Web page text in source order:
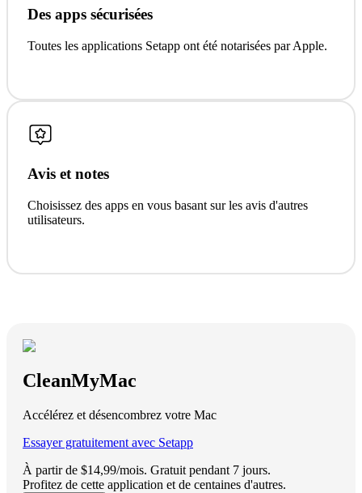
Des apps sécurisées
Toutes les applications Setapp ont été notarisées par Apple.
Avis et notes
Choisissez des apps en vous basant sur les avis d'autres
utilisateurs.
CleanMyMac
Accélérez et désencombrez votre Mac
Essayer gratuitement avec Setapp
À partir de $14,99/mois. Gratuit pendant 7 jours.
Profitez de cette application et de centaines d'autres.